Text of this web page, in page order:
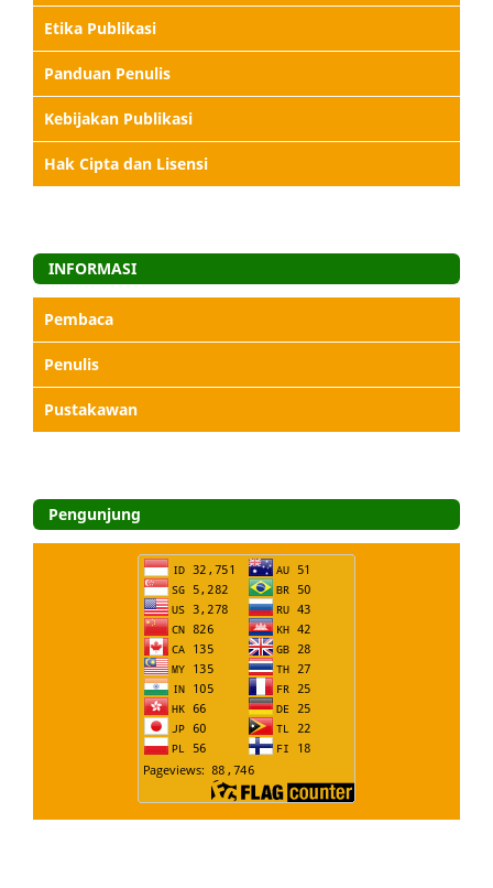
Etika Publikasi
Panduan Penulis
Kebijakan Publikasi
Hak Cipta dan Lisensi
INFORMASI
Pembaca
Penulis
Pustakawan
Pengunjung